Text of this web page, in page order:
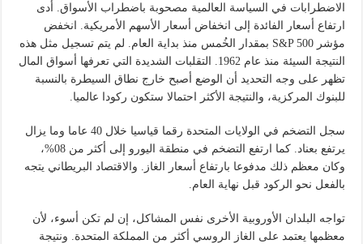
الاضطرابات في السياسة العالمية مصحوبة باضطراب الأسواق. أدى
ارتفاع أسعار الفائدة إلى انخفاض أسعار الأسهم الأمريكية. انخفض
مؤشر S&P 500 بمقدار الخُمس منذ بداية العام. لم يتم تسجيل مثل هذه
النتيجة السيئة منذ عام 1962. التقلبات الشديدة التي تعرفها أسواق المال
تظهر على وجه التحديد أن الوضع أصبح خارج نطاق السيطرة بالنسبة
للبنوك المركزية، والنتيجة الأكثر احتمالا ستكون ركودا عالميا.
سجل التضخم في الولايات المتحدة رقما قياسيا خلال 40 عاما وما يزال
يرتفع بعناد. كما ارتفع التضخم في منطقة اليورو إلى أكثر من 08%،
وكان معظم ذلك مدفوعا بارتفاع أسعار الغاز. والاقتصاد البريطاني يتجه
بالفعل نحو الركود قبل نهاية العام.
تواجه البلدان الأوروبية الأخرى نفس المشاكل، إن لم تكن أسوء، لأن
معظمها يعتمد على الغاز الروسي أكثر من المملكة المتحدة. ونتيجة